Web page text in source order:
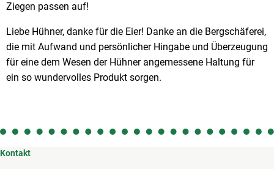
Ziegen passen auf!
Liebe Hühner, danke für die Eier! Danke an die Bergschäferei,
die mit Aufwand und persönlicher Hingabe und Überzeugung
für eine dem Wesen der Hühner angemessene Haltung für
ein so wundervolles Produkt sorgen.
Kontakt